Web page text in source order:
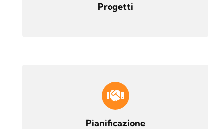
Progetti
Pianificazione